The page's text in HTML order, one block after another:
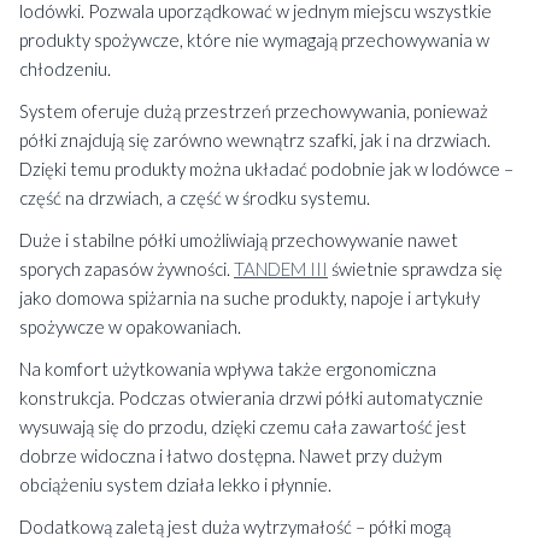
lodówki. Pozwala uporządkować w jednym miejscu wszystkie
produkty spożywcze, które nie wymagają przechowywania w
chłodzeniu.
System oferuje dużą przestrzeń przechowywania, ponieważ
półki znajdują się zarówno wewnątrz szafki, jak i na drzwiach.
Dzięki temu produkty można układać podobnie jak w lodówce –
część na drzwiach, a część w środku systemu.
Duże i stabilne półki umożliwiają przechowywanie nawet
sporych zapasów żywności. TANDEM III świetnie sprawdza się
jako domowa spiżarnia na suche produkty, napoje i artykuły
spożywcze w opakowaniach.
Na komfort użytkowania wpływa także ergonomiczna
konstrukcja. Podczas otwierania drzwi półki automatycznie
wysuwają się do przodu, dzięki czemu cała zawartość jest
dobrze widoczna i łatwo dostępna. Nawet przy dużym
obciążeniu system działa lekko i płynnie.
Dodatkową zaletą jest duża wytrzymałość – półki mogą